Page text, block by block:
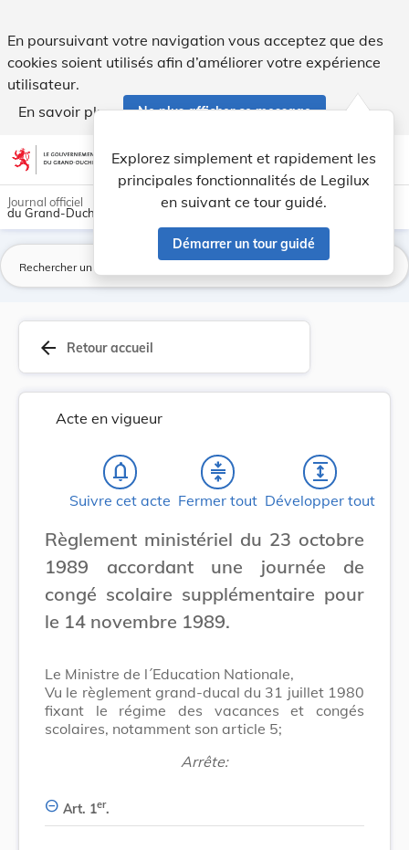
En poursuivant votre navigation vous acceptez que des
cookies soient utilisés afin d’améliorer votre expérience
utilisateur.
En savoir plus
Ne plus afficher ce message
Aller au contenu account_circle help Aide
Explorez simplement et rapidement les
principales fonctionnalités de Legilux
en suivant ce tour guidé.
Démarrer un tour guidé
light_mode dark_mode
Journal officiel
du Grand-Duché de Luxembourg
arrow_back Retour accueil
Acte en vigueur
notifications_none
Suivre cet acte
compress
Fermer tout
expand
Développer tout
Règlement ministériel du 23 octobre
1989 accordant une journée de
congé scolaire supplémentaire pour
le 14 novembre 1989.
Le Ministre de l´Education Nationale,
Vu le règlement grand-ducal du 31 juillet 1980
fixant le régime des vacances et congés
scolaires, notamment son article 5;
Arrête:
Art. 1er.